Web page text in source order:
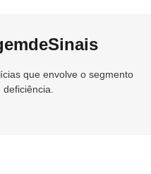
que envolve o segmento